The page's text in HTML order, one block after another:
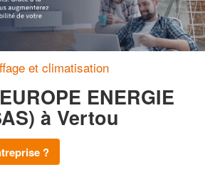
et climatisation
ENERGIE
à Vertou
?